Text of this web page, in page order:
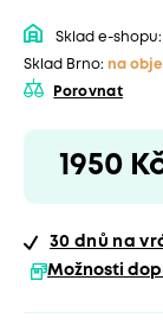
Sklad e-shopu:
Sklad Brno: na
Porovnat
1950
30 dnů na
Možnosti